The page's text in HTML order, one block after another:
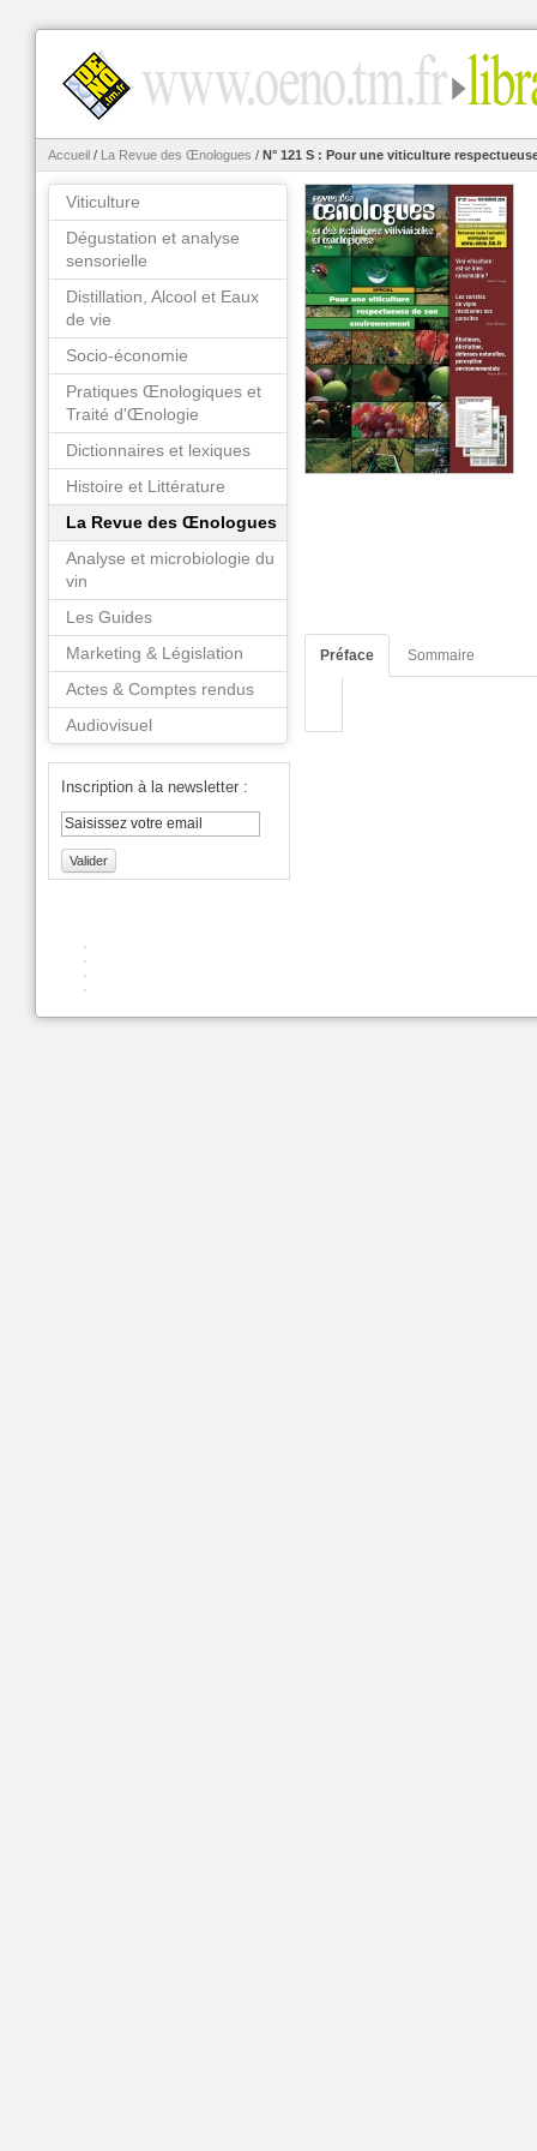
Accueil / La Revue des Œnologues / N° 121 S : Pour une viticulture
Préface Sommaire
Viticulture
Dégustation et analyse
sensorielle
Distillation, Alcool et Eaux
de vie
Socio-économie
Pratiques Œnologiques et
Traité d'Œnologie
Dictionnaires et lexiques
Histoire et Littérature
La Revue des Œnologues
Analyse et microbiologie du
vin
Les Guides
Marketing & Législation
Actes & Comptes rendus
Audiovisuel
Inscription à la newsletter :
Valider